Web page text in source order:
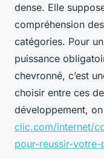
dense. Elle
compréhension
catégories. Pour
puissance
chevronné, c’est
choisir entre ces
développement,
clic.com/internet/
pour-reussir-